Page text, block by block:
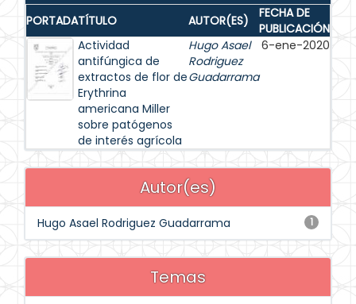
PORTADATÍTULO AUTOR(ES)
FECHA DE
PUBLICACIÓN
Actividad
antifúngica de
extractos de flor de
Erythrina
americana Miller
sobre patógenos
de interés agrícola
Hugo Asael
Rodriguez
Guadarrama
6-ene-2020
Autor(es)
1
Hugo Asael Rodriguez Guadarrama
Temas